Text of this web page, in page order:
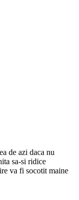
de azi daca nu
sa-si ridice
va fi socotit maine